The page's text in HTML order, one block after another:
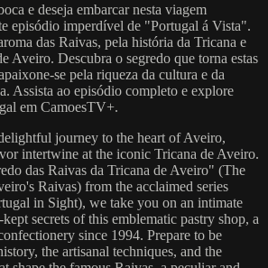
e deseja embarcar nesta viagem
episódio imperdível de "Portugal á Vista".
das Raivas, pela história da Tricana e
Aveiro. Descubra o segredo que torna estas
se pela riqueza da cultura e da
Assista ao episódio completo e explore
em CamoesTV+.
journey to the heart of Aveiro,
intertwine at the iconic Tricana de Aveiro.
das Raivas da Tricana de Aveiro" (The
Raivas) from the acclaimed series
in Sight), we take you on an intimate
secrets of this emblematic pastry shop, a
since 1994. Prepare to be
the artisanal techniques, and the